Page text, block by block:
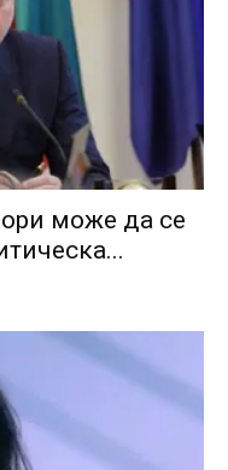
може да се